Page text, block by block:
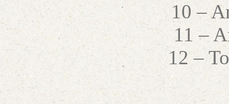
10 –
11 –
12 –